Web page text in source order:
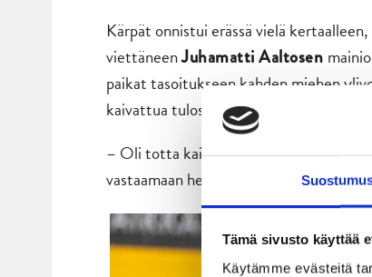
Tämä sivusto käyttää
Käytämme evästeitä
Kärpät onnistui erässä vielä
viettäneenJuhamatti Aaltosen
paikat tasoitukseen kahden miehen
kaivattua tulosta.
– Oli totta kai tiedossa, että Kärpät on
vastaamaan heidän peliinsä nähtyä